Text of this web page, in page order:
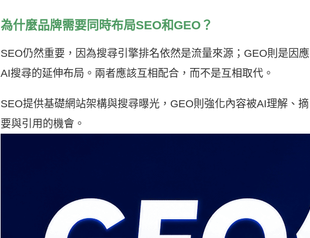
為什麼品牌需要同時布局SEO和GEO？
SEO仍然重要，因為搜尋引擎排名依然是流量來源；GEO則是因應
AI搜尋的延伸布局。兩者應該互相配合，而不是互相取代。
SEO提供基礎網站架構與搜尋曝光，GEO則強化內容被AI理解、摘
要與引用的機會。